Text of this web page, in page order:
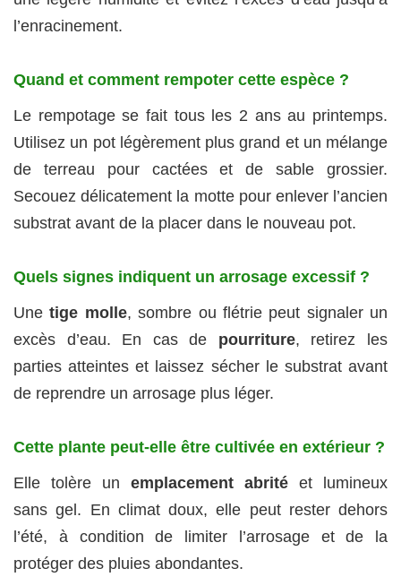
l’enracinement.
Quand et comment rempoter cette espèce ?
Le rempotage se fait tous les 2 ans au printemps.
Utilisez un pot légèrement plus grand et un mélange
de terreau pour cactées et de sable grossier.
Secouez délicatement la motte pour enlever l’ancien
substrat avant de la placer dans le nouveau pot.
Quels signes indiquent un arrosage excessif ?
Unetige molle, sombre ou flétrie peut signaler un
excès d’eau. En cas de pourriture, retirez les
parties atteintes et laissez sécher le substrat avant
de reprendre un arrosage plus léger.
Cette plante peut-elle être cultivée en extérieur ?
Elle tolère un emplacement abrité et lumineux
sans gel. En climat doux, elle peut rester dehors
l’été, à condition de limiter l’arrosage et de la
protéger des pluies abondantes.